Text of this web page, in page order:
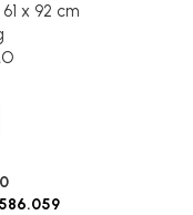
x 92 cm